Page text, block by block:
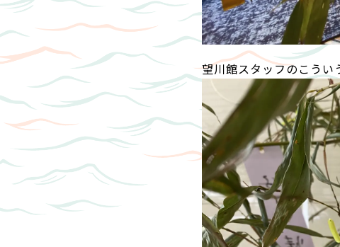
望川館スタッフのこう